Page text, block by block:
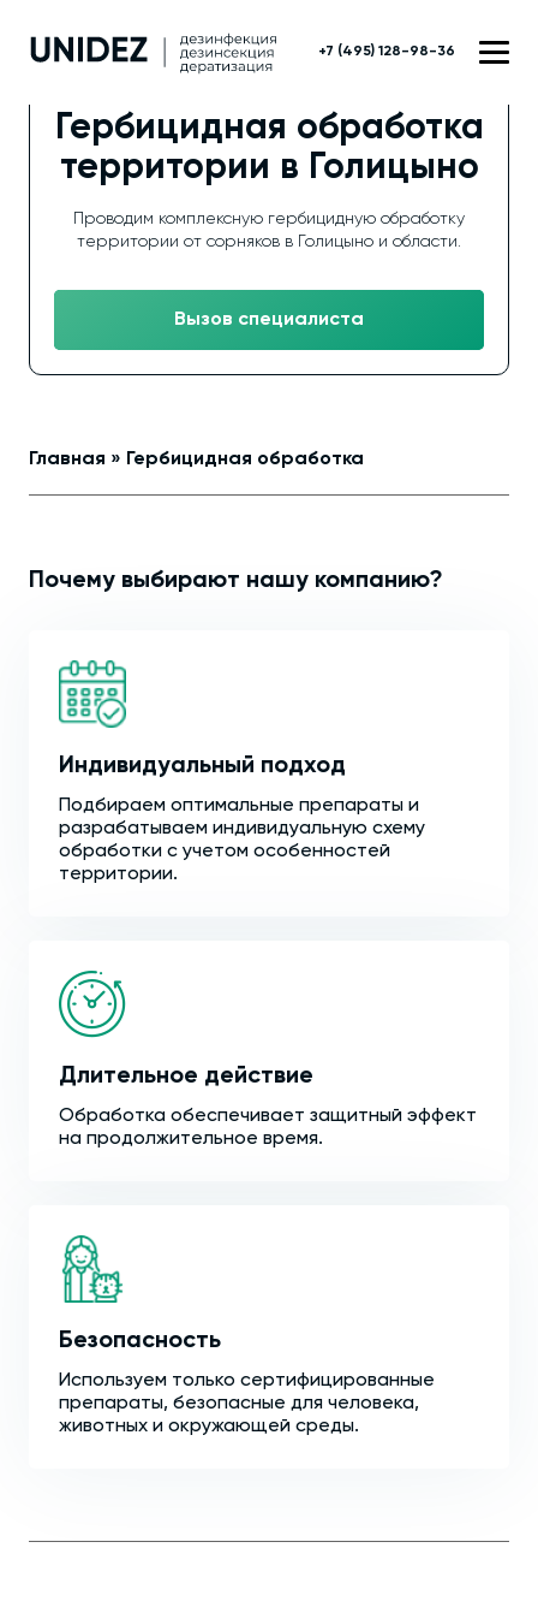
+7 (495) 128-98-36
Гербицидная обработка
территории в Голицыно
Проводим комплексную гербицидную обработку
территории от сорняков в Голицыно и области.
Вызов специалиста
Главная » Гербицидная обработка
Почему выбирают нашу компанию?
Индивидуальный подход
Подбираем оптимальные препараты и
разрабатываем индивидуальную схему
обработки с учетом особенностей
территории.
Длительное действие
Обработка обеспечивает защитный эффект
на продолжительное время.
Безопасность
Используем только сертифицированные
препараты, безопасные для человека,
животных и окружающей среды.